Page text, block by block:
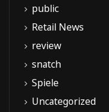
public
Retail News
review
snatch
Spiele
Uncategorized